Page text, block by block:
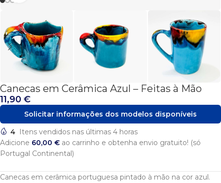
Canecas em Cerâmica Azul – Feitas à Mão
11,90 €
Canecas em cerâmica portuguesa pintado à mão na cor azul.
Solicitar informações dos modelos disponíveis
4 Itens vendidos nas últimas 4 horas
Adicione 60,00 € ao carrinho e obtenha envio gratuito! (só
Portugal Continental)